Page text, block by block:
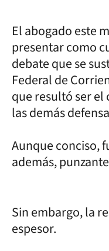
El abogado este
presentar como
debate que se
Federal de
que resultó ser el
las demás
Aunque conciso,
además,
Sin embargo, la
espesor.